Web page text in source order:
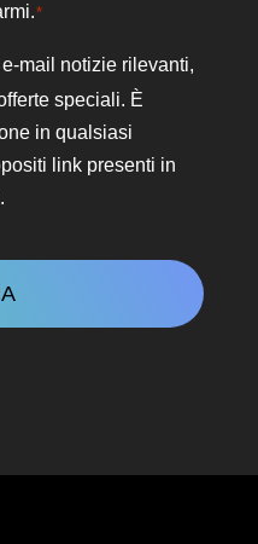
*
mail notizie rilevanti,
speciali. È
in qualsiasi
link presenti in